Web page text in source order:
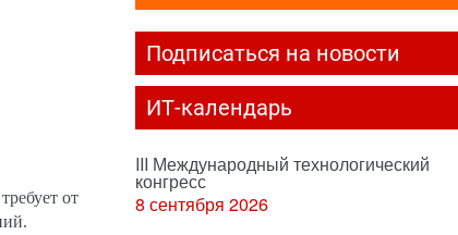
от
Подписаться на новости
ИТ-календарь
III Международный технологический
конгресс
8 сентября 2026